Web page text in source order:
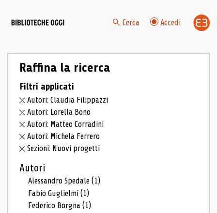
Cerca Accedi
Raffina la ricerca
Filtri applicati
Autori: Claudia Filippazzi
Autori: Lorella Bono
Autori: Matteo Corradini
Autori: Michela Ferrero
Sezioni: Nuovi progetti
Autori
Alessandro Spedale(1)
Fabio Guglielmi(1)
Federico Borgna(1)